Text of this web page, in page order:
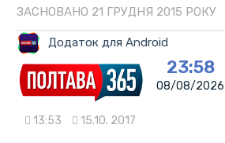
ЗАСНОВАНО 21 ГРУДНЯ 2015 РОКУ
Додаток для Android
23:58
08/08/2026
13:53 15.10. 2017